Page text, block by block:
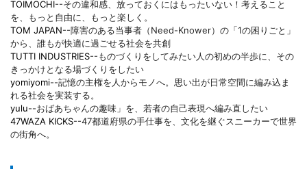
TOIMOCHI--その違和感、放っておくにはもったいない！考えること
を、もっと自由に、もっと楽しく。
TOM JAPAN--障害のある当事者（Need-Knower）の「1の困りごと」
から、誰もが快適に過ごせる社会を共創
TUTTI INDUSTRIES--ものづくりをしてみたい人の初めの半歩に、その
きっかけとなる場づくりをしたい
yomiyomi--記憶の主権を人からモノへ。思い出が日常空間に編み込ま
れる社会を実装する。
yulu--おばあちゃんの趣味」を、若者の自己表現へ編み直したい
47WAZA KICKS--47都道府県の手仕事を、文化を継ぐスニーカーで世界
の街角へ。